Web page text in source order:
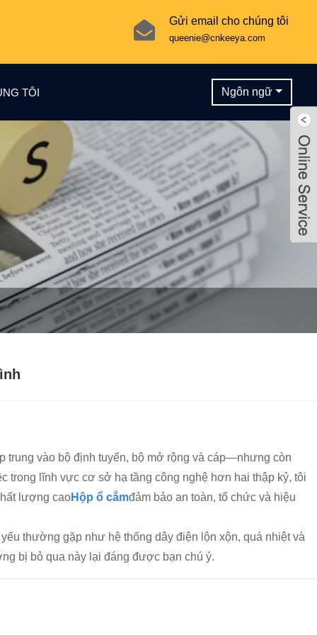
Gửi email cho chúng tôi
queenie@cnkeeya.com
TÔI Ngôn ngữ
trung vào bộ định tuyến, bộ mở rộng và cáp—nhưng còn
trong lĩnh vực cơ sở hạ tầng công nghệ hơn hai thập kỷ, tôi
lượng caoHộp ổ cắmđảm bảo an toàn, tổ chức và hiệu
thường gặp như hệ thống dây điện lộn xộn, quá nhiệt và
bị bỏ qua này lại đáng được bạn chú ý.